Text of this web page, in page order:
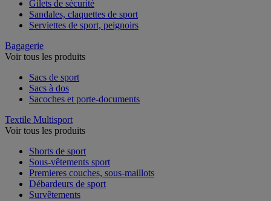
Gilets de sécurité
Sandales, claquettes de sport
Serviettes de sport, peignoirs
Bagagerie
Voir tous les produits
Sacs de sport
Sacs à dos
Sacoches et porte-documents
Textile Multisport
Voir tous les produits
Shorts de sport
Sous-vêtements sport
Premieres couches, sous-maillots
Débardeurs de sport
Survêtements